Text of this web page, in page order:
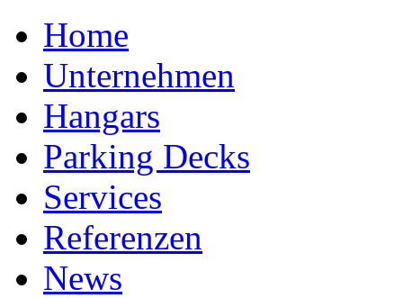
Home
Unternehmen
Hangars
Parking Decks
Services
Referenzen
News